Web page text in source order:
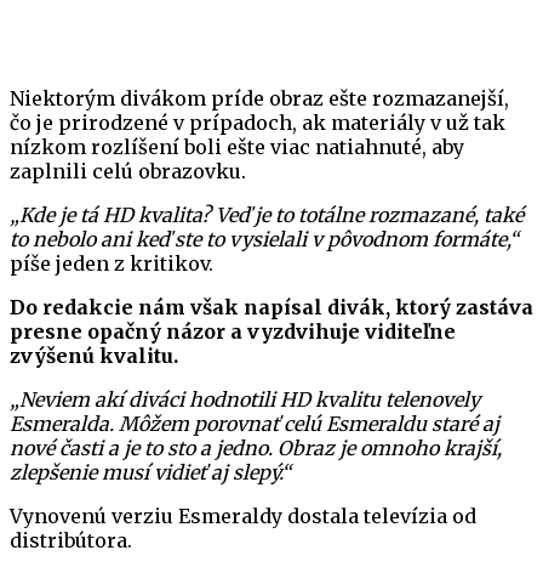
Niektorým divákom príde obraz ešte rozmazanejší,
čo je prirodzené v prípadoch, ak materiály v už tak
nízkom rozlíšení boli ešte viac natiahnuté, aby
zaplnili celú obrazovku.
„Kde je tá HD kvalita? Veď je to totálne rozmazané, také
to nebolo ani keď ste to vysielali v pôvodnom formáte,“
píše jeden z kritikov.
Do redakcie nám však napísal divák, ktorý zastáva
presne opačný názor a vyzdvihuje viditeľne
zvýšenú kvalitu.
„Neviem akí diváci hodnotili HD kvalitu telenovely
Esmeralda. Môžem porovnať celú Esmeraldu staré aj
nové časti a je to sto a jedno. Obraz je omnoho krajší,
zlepšenie musí vidieť aj slepý.“
Vynovenú verziu Esmeraldy dostala televízia od
distribútora.